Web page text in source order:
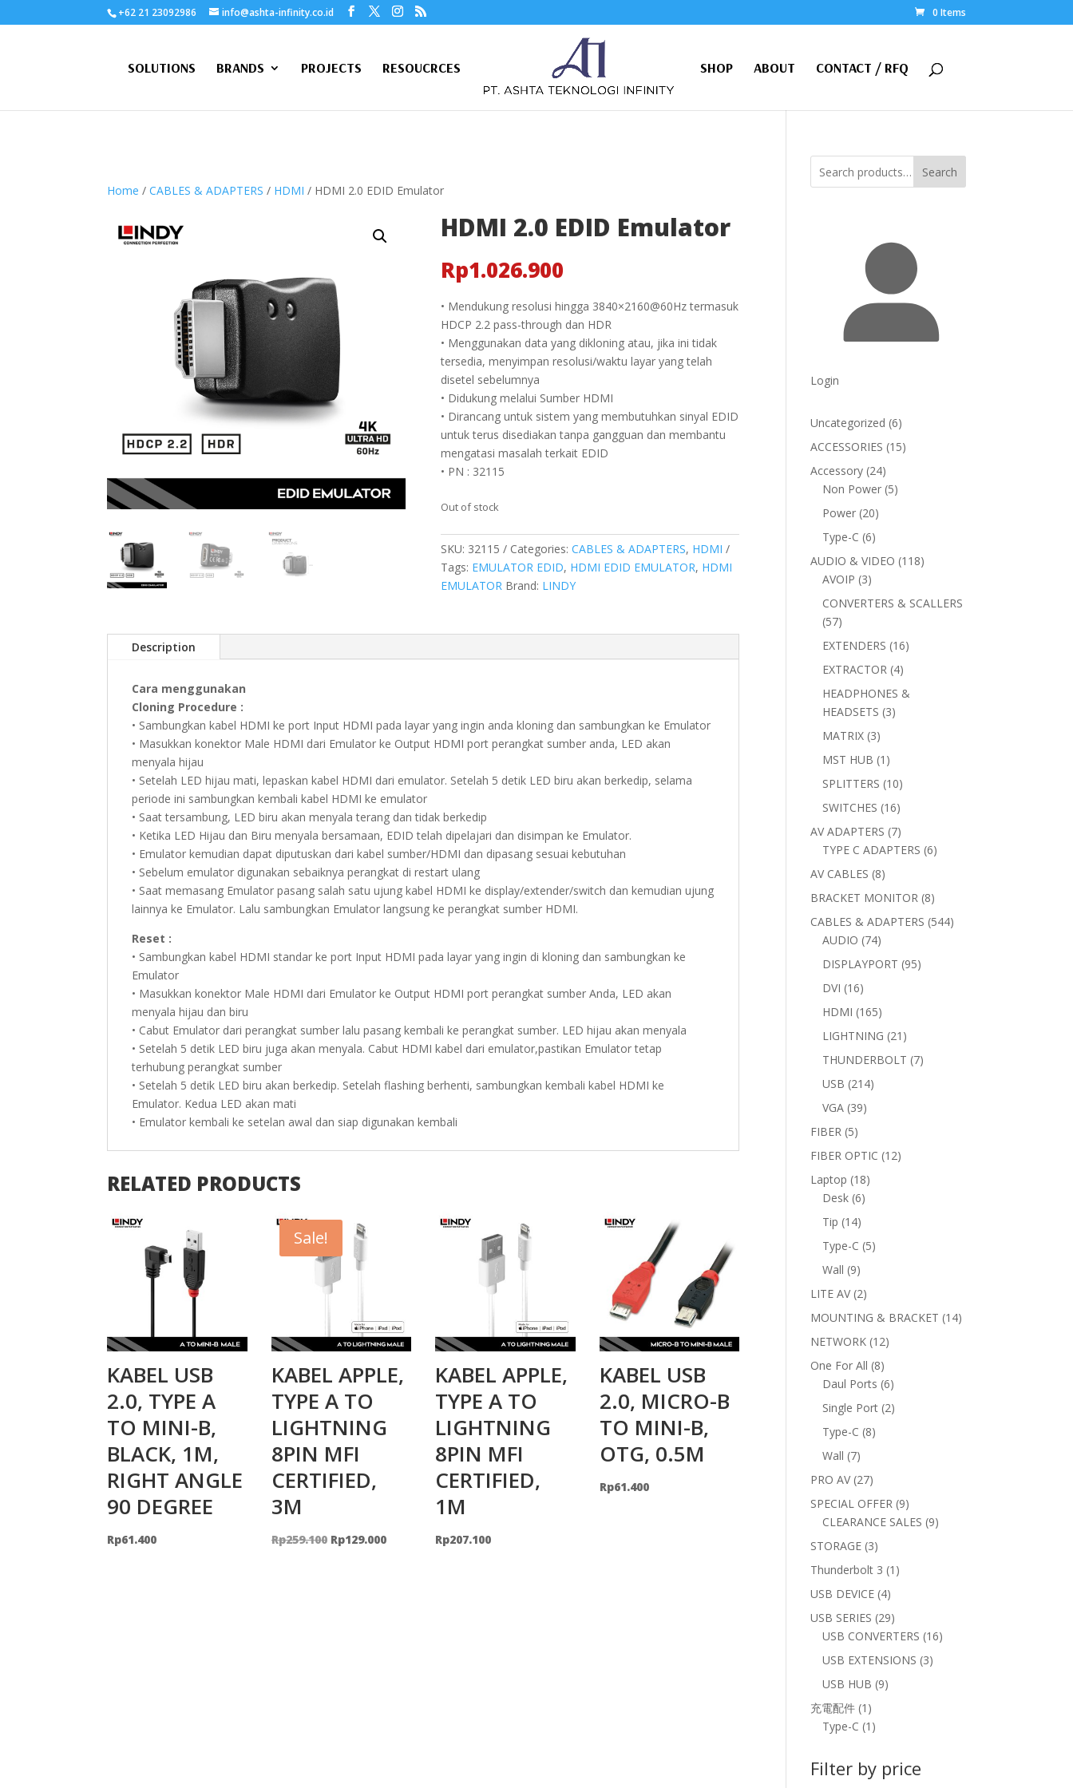
+62 21 23092986 info@ashta-infinity.co.id 0 Items
SOLUTIONS BRANDS PROJECTS RESOUCRCES SHOP ABOUT CONTACT / RFQ
Home /CABLES & ADAPTERS / HDMI / HDMI 2.0 EDID Emulator
HDMI 2.0 EDID Emulator
Rp1.026.900
• Mendukung resolusi hingga 3840×2160@60Hz termasuk
HDCP 2.2 pass-through dan HDR
• Menggunakan data yang dikloning atau, jika ini tidak
tersedia, menyimpan resolusi/waktu layar yang telah
disetel sebelumnya
• Didukung melalui Sumber HDMI
• Dirancang untuk sistem yang membutuhkan sinyal EDID
untuk terus disediakan tanpa gangguan dan membantu
mengatasi masalah terkait EDID
• PN : 32115
Out of stock
SKU: 32115 Categories: CABLES & ADAPTERS, HDMI
Tags: EMULATOR EDID, HDMI EDID EMULATOR, HDMI
EMULATOR Brand: LINDY
Description
Cara menggunakan
Cloning Procedure :
• Sambungkan kabel HDMI ke port Input HDMI pada layar yang ingin anda kloning dan sambungkan ke Emulator
• Masukkan konektor Male HDMI dari Emulator ke Output HDMI port perangkat sumber anda, LED akan
menyala hijau
• Setelah LED hijau mati, lepaskan kabel HDMI dari emulator. Setelah 5 detik LED biru akan berkedip, selama
periode ini sambungkan kembali kabel HDMI ke emulator
• Saat tersambung, LED biru akan menyala terang dan tidak berkedip
• Ketika LED Hijau dan Biru menyala bersamaan, EDID telah dipelajari dan disimpan ke Emulator.
• Emulator kemudian dapat diputuskan dari kabel sumber/HDMI dan dipasang sesuai kebutuhan
• Sebelum emulator digunakan sebaiknya perangkat di restart ulang
• Saat memasang Emulator pasang salah satu ujung kabel HDMI ke display/extender/switch dan kemudian ujung
lainnya ke Emulator. Lalu sambungkan Emulator langsung ke perangkat sumber HDMI.
Reset :
• Sambungkan kabel HDMI standar ke port Input HDMI pada layar yang ingin di kloning dan sambungkan ke
Emulator
• Masukkan konektor Male HDMI dari Emulator ke Output HDMI port perangkat sumber Anda, LED akan
menyala hijau dan biru
• Cabut Emulator dari perangkat sumber lalu pasang kembali ke perangkat sumber. LED hijau akan menyala
• Setelah 5 detik LED biru juga akan menyala. Cabut HDMI kabel dari emulator,pastikan Emulator tetap
terhubung perangkat sumber
• Setelah 5 detik LED biru akan berkedip. Setelah flashing berhenti, sambungkan kembali kabel HDMI ke
Emulator. Kedua LED akan mati
• Emulator kembali ke setelan awal dan siap digunakan kembali
RELATED PRODUCTS
KABEL USB
2.0, TYPE A
TO MINI-B,
BLACK, 1M,
RIGHT ANGLE
90 DEGREE
Rp61.400
Sale!
KABEL APPLE,
TYPE A TO
LIGHTNING
8PIN MFI
CERTIFIED,
3M
Rp259.100 Original
Rp129.000Current
KABEL APPLE,
TYPE A TO
LIGHTNING
8PIN MFI
CERTIFIED,
1M
Rp207.100
KABEL USB
2.0, MICRO-B
TO MINI-B,
OTG, 0.5M
Rp61.400
Search
Login
Uncategorized 66
products
ACCESSORIES 1515
Accessory 2424
products
Non Power 55
Power 2020
Type-C 66
products
AUDIO & VIDEO 118118
AVOIP 33
products
CONVERTERS & SCALLERS
5757
products
EXTENDERS 1616
EXTRACTOR 44
products
HEADPHONES &
HEADSETS 33
MATRIX 33
products
MST HUB 1 1
product
SPLITTERS 1010
products
SWITCHES 1616
products
AV ADAPTERS 77
products
TYPE C ADAPTERS 66
AV CABLES 88
products
BRACKET MONITOR 88
products
CABLES & ADAPTERS 544544
AUDIO 7474
products
DISPLAYPORT 9595
DVI 1616
products
HDMI 165165
products
LIGHTNING 21 21
products
THUNDERBOLT 77
USB 214214
VGA 3939
FIBER 55
products
FIBER OPTIC 1212
Laptop 1818
Desk 66
Tip 1414
products
Type-C 55
Wall 99
products
LITE AV 22
products
MOUNTING & BRACKET 1414
NETWORK 1212
One For All 88
products
Daul Ports 66
products
Single Port 22
Type-C 88
Wall 77
products
PRO AV 2727
products
SPECIAL OFFER 99
products
CLEARANCE SALES 99
STORAGE 33
products
Thunderbolt 3 1 1
USB DEVICE 44
products
USB SERIES 2929
products
USB CONVERTERS 1616
USB EXTENSIONS 33
USB HUB 99
充電配件 1 1
product
Type-C 1 1
Filter by price